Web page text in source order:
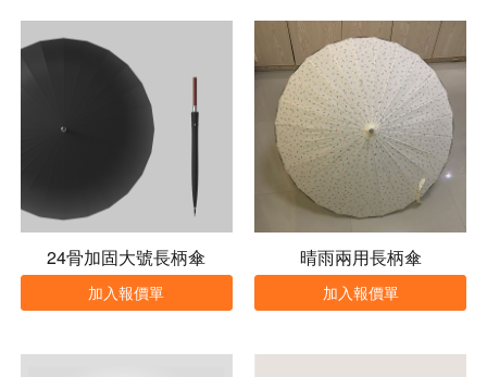
24骨加固大號長柄傘
加入報價單
晴雨兩用長柄傘
加入報價單